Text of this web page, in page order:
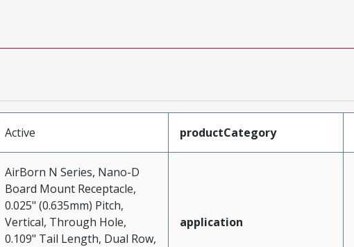
Active productCategory
AirBorn N Series, Nano-D
Board Mount Receptacle,
0.025" (0.635mm) Pitch,
Vertical, Through Hole,
0.109" Tail Length, Dual Row,
application